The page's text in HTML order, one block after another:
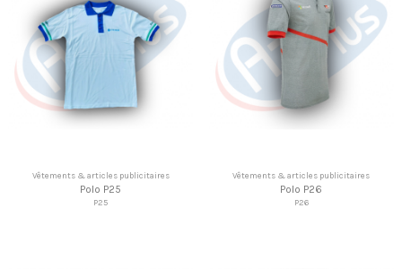
Vêtements & articles publicitaires
Polo P25
P25
Vêtements & articles publicitaires
Polo P26
P26